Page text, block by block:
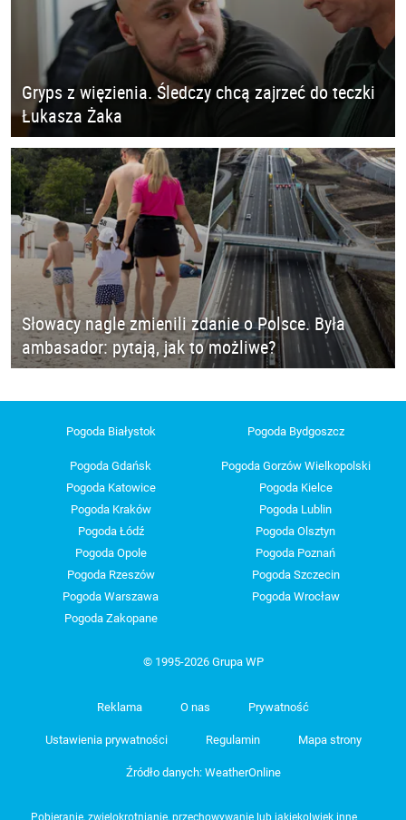
Gryps z więzienia. Śledczy chcą zajrzeć do teczki
Łukasza Żaka
Słowacy nagle zmienili zdanie o Polsce. Była
ambasador: pytają, jak to możliwe?
Pogoda Białystok Pogoda Bydgoszcz
Pogoda Gdańsk
Pogoda Gorzów Wielkopolski
Pogoda Katowice
Pogoda Kielce
Pogoda Kraków
Pogoda Lublin
Pogoda Łódź
Pogoda Olsztyn
Pogoda Opole
Pogoda Poznań
Pogoda Rzeszów
Pogoda Szczecin
Pogoda Warszawa
Pogoda Wrocław
Pogoda Zakopane
© 1995-2026 Grupa WP
Reklama O nas Prywatność
Ustawienia prywatności Regulamin Mapa strony
Źródło danych: WeatherOnline
Pobieranie, zwielokrotnianie, przechowywanie lub jakiekolwiek inne